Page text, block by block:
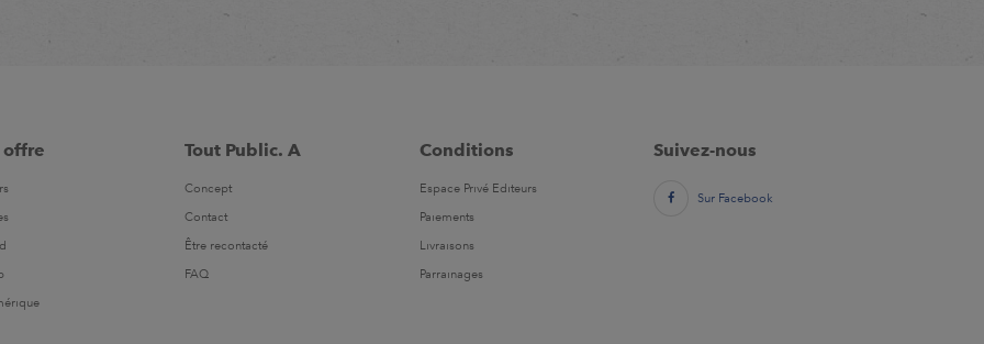
Tout Public. A
Concept
Contact
Être recontacté
FAQ
Conditions
Espace Privé Editeurs
Paiements
Livraisons
Parrainages
Suivez-nous
Sur Facebook